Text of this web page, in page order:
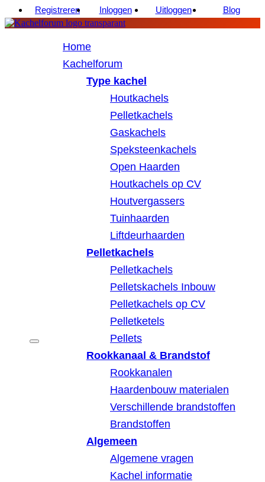
Registreren Inloggen Uitloggen Blog
Home
Kachelforum
Type kachel
Houtkachels
Pelletkachels
Gaskachels
Speksteenkachels
Open Haarden
Houtkachels op CV
Houtvergassers
Tuinhaarden
Liftdeurhaarden
Pelletkachels
Pelletkachels
Pelletskachels Inbouw
Pelletkachels op CV
Pelletketels
Pellets
Rookkanaal & Brandstof
Rookkanalen
Haardenbouw materialen
Verschillende brandstoffen
Brandstoffen
Algemeen
Algemene vragen
Kachel informatie